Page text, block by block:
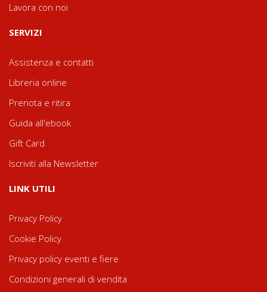
Lavora con noi
SERVIZI
Assistenza e contatti
Libreria online
Prenota e ritira
Guida all'ebook
Gift Card
Iscriviti alla Newsletter
LINK UTILI
Privacy Policy
Cookie Policy
Privacy policy eventi e fiere
Condizioni generali di vendita